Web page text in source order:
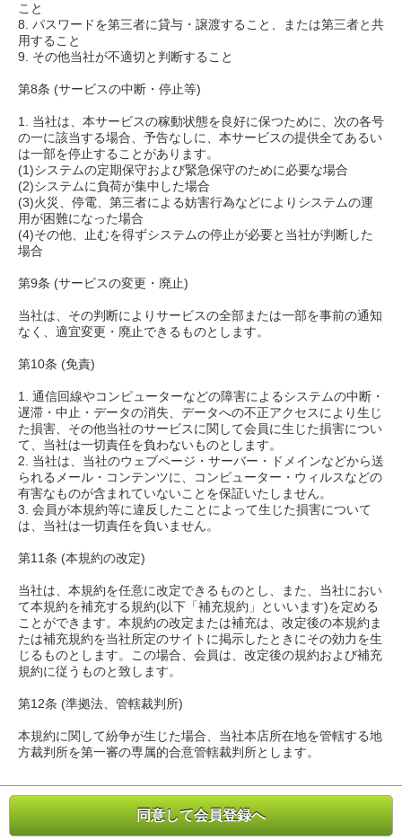
こと
8. パスワードを第三者に貸与・譲渡すること、または第三者と共
用すること
9. その他当社が不適切と判断すること
第8条 (サービスの中断・停止等)
1. 当社は、本サービスの稼動状態を良好に保つために、次の各号
の一に該当する場合、予告なしに、本サービスの提供全てあるい
は一部を停止することがあります。
(1)システムの定期保守および緊急保守のために必要な場合
(2)システムに負荷が集中した場合
(3)火災、停電、第三者による妨害行為などによりシステムの運
用が困難になった場合
(4)その他、止むを得ずシステムの停止が必要と当社が判断した
場合
第9条 (サービスの変更・廃止)
当社は、その判断によりサービスの全部または一部を事前の通知
なく、適宜変更・廃止できるものとします。
第10条 (免責)
1. 通信回線やコンピューターなどの障害によるシステムの中断・
遅滞・中止・データの消失、データへの不正アクセスにより生じ
た損害、その他当社のサービスに関して会員に生じた損害につい
て、当社は一切責任を負わないものとします。
2. 当社は、当社のウェブページ・サーバー・ドメインなどから送
られるメール・コンテンツに、コンピューター・ウィルスなどの
有害なものが含まれていないことを保証いたしません。
3. 会員が本規約等に違反したことによって生じた損害について
は、当社は一切責任を負いません。
第11条 (本規約の改定)
当社は、本規約を任意に改定できるものとし、また、当社におい
て本規約を補充する規約(以下「補充規約」といいます)を定める
ことができます。本規約の改定または補充は、改定後の本規約ま
たは補充規約を当社所定のサイトに掲示したときにその効力を生
じるものとします。この場合、会員は、改定後の規約および補充
規約に従うものと致します。
第12条 (準拠法、管轄裁判所)
本規約に関して紛争が生じた場合、当社本店所在地を管轄する地
方裁判所を第一審の専属的合意管轄裁判所とします。
同意して会員登録へ